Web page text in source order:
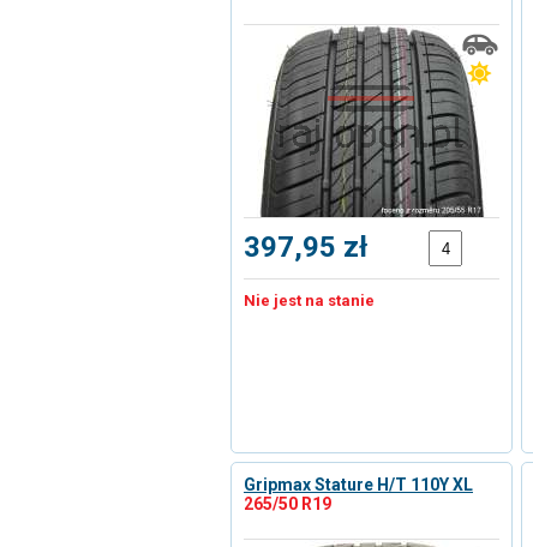
397,95 zł
Nie jest na stanie
Gripmax Stature H/T 110Y XL
265/50 R19